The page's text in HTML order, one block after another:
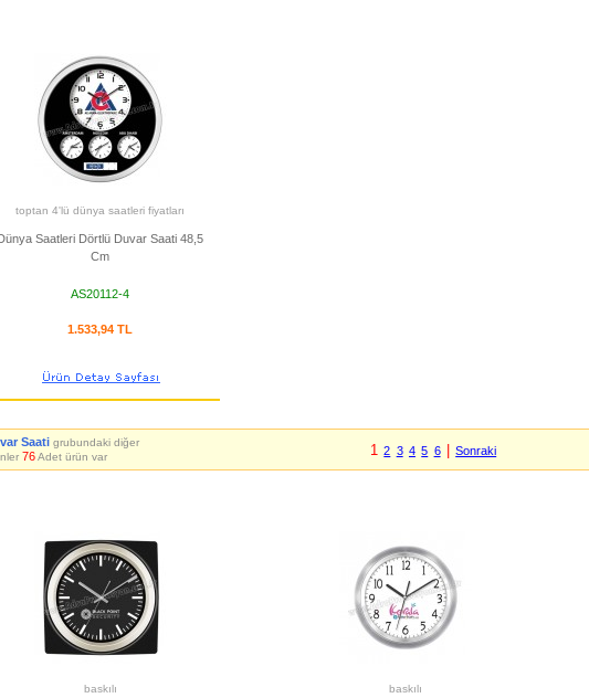
toptan 4'lü dünya saatleri fiyatları
Saatleri Dörtlü Duvar Saati 48,5
Cm
AS20112-4
1.533,94 TL
Saatigrubundaki diğer
76Adet ürün var 12 3 4 5 6|Sonraki
baskılı
baskılı